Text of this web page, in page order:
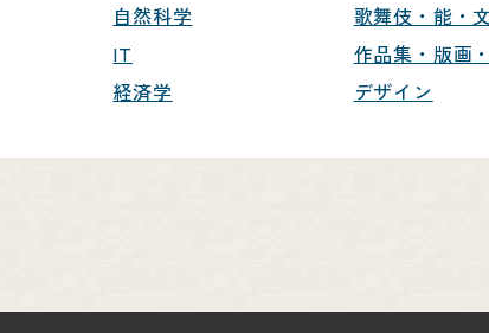
自然科学
IT
経済学
歌舞伎・能・
作品集・版画
デザイン